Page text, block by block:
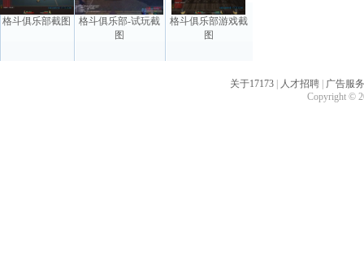
格斗俱乐部截图
格斗俱乐部-试玩截
图
格斗俱乐部游戏截
图
关于17173 人才招聘
广告服务
Copyright ©